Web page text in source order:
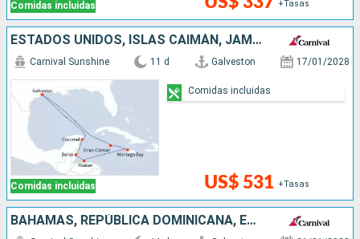
Comidas incluidas +Tasas
ESTADOS UNIDOS, ISLAS CAIMÁN, JAMAICA, HONDURAS, BELICE, MÉXICO
Comidas incluidas
Carnival Sunshine 11 d Galveston 17/01/2028
US$ 531 +Tasas
Comidas incluidas
BAHAMAS, REPÚBLICA DOMINICANA, ESTADOS UNIDOS